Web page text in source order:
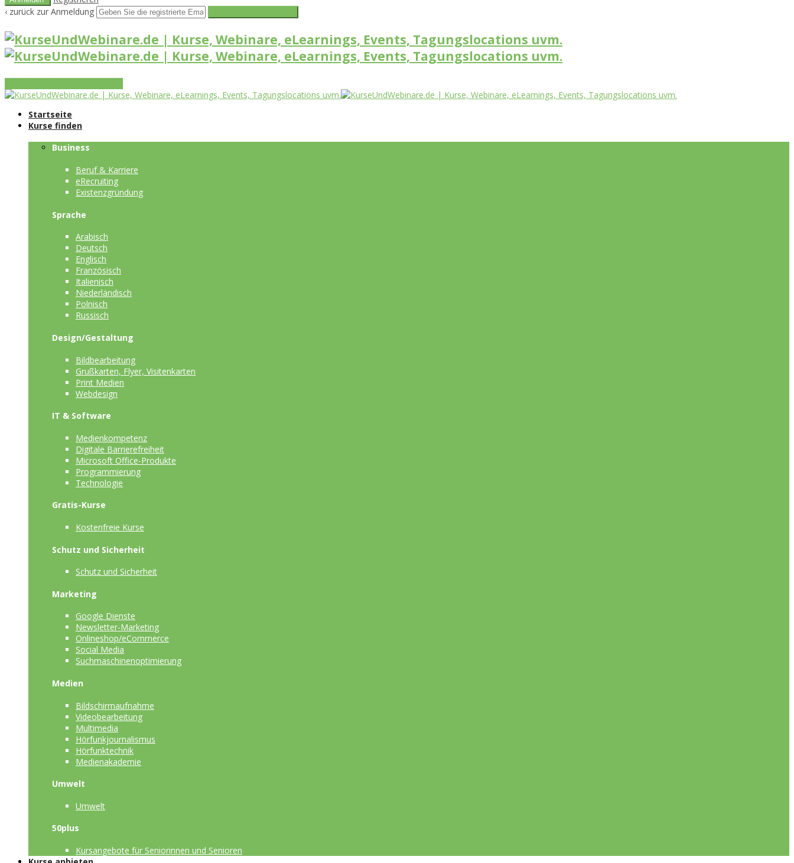
‹ zurück zur Anmeldung
Startseite
Kurse finden
Business
Beruf & Karriere
eRecruiting
Existenzgründung
Sprache
Arabisch
Deutsch
Englisch
Französisch
Italienisch
Niederländisch
Polnisch
Russisch
Design/Gestaltung
Bildbearbeitung
Grußkarten, Flyer, Visitenkarten
Print Medien
Webdesign
IT & Software
Medienkompetenz
Digitale Barrierefreiheit
Microsoft Office-Produkte
Programmierung
Technologie
Gratis-Kurse
Kostenfreie Kurse
Schutz und Sicherheit
Schutz und Sicherheit
Marketing
Google Dienste
Newsletter-Marketing
Onlineshop/eCommerce
Social Media
Suchmaschinenoptimierung
Medien
Bildschirmaufnahme
Videobearbeitung
Multimedia
Hörfunkjournalismus
Hörfunktechnik
Medienakademie
Umwelt
Umwelt
50plus
Kursangebote für Seniorinnen und Senioren